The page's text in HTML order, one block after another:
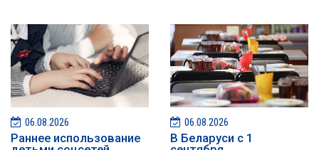
06.08.2026
Раннее использование
06.08.2026
В Беларуси с 1